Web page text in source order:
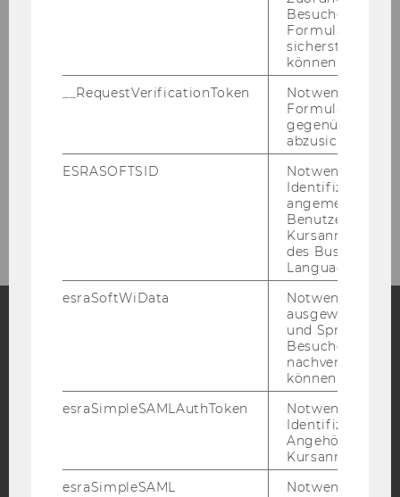
Facebook
Blog
YouTube Newsletter Bluesky
Besucher zu
sicherstellen zu
können.
__RequestVerificationToken
Notwendig, um
gegenüber
abzusichern.
ESRASOFTSID
Notwendig zur
Identifizierung
angemeldeten
Benutzers im
des Business
Language
esraSoftWiData
Notwendig um
ausgewählte
und
Besuchers
nachverfolgen
können.
esraSimpleSAMLAuthToken
Notwendig zur
Identifizierung
Angehörige/r für
Kursanmeldung.
esraSimpleSAML
Notwendig zur